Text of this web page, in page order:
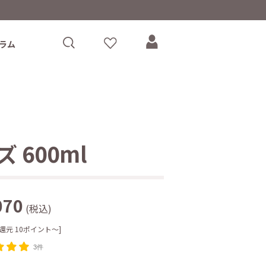
ム
600ml
(税込)
元 10ポイント～]
3件